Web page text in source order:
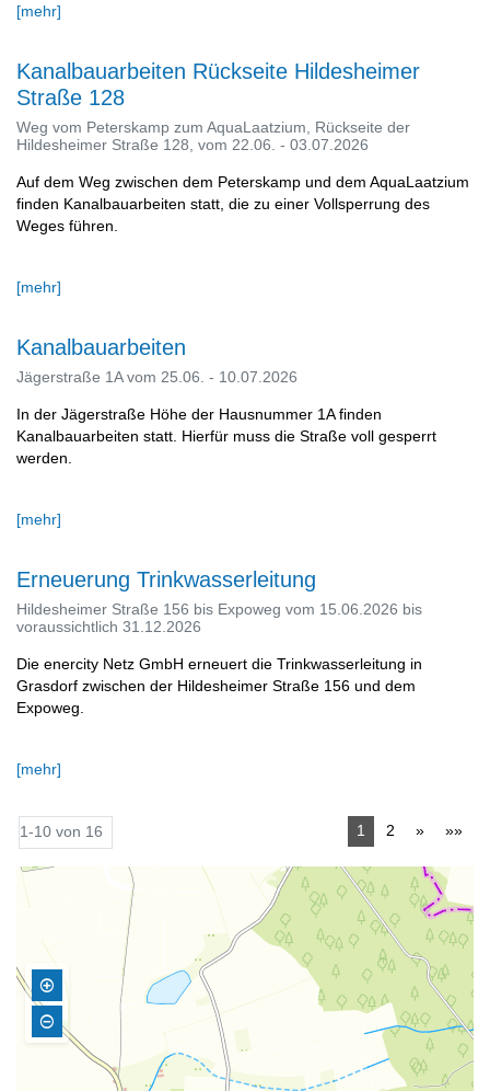
[mehr]
Kanalbauarbeiten Rückseite Hildesheimer
Straße 128
Weg vom Peterskamp zum AquaLaatzium, Rückseite der
Hildesheimer Straße 128, vom 22.06. - 03.07.2026
Auf dem Weg zwischen dem Peterskamp und dem AquaLaatzium
finden Kanalbauarbeiten statt, die zu einer Vollsperrung des
Weges führen.
[mehr]
Kanalbauarbeiten
Jägerstraße 1A vom 25.06. - 10.07.2026
In der Jägerstraße Höhe der Hausnummer 1A finden
Kanalbauarbeiten statt. Hierfür muss die Straße voll gesperrt
werden.
[mehr]
Erneuerung Trinkwasserleitung
Hildesheimer Straße 156 bis Expoweg vom 15.06.2026 bis
voraussichtlich 31.12.2026
Die enercity Netz GmbH erneuert die Trinkwasserleitung in
Grasdorf zwischen der Hildesheimer Straße 156 und dem
Expoweg.
[mehr]
1-10 von 16 1 2 » »»